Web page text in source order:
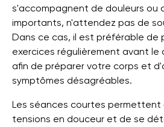
s'accompagnent de douleurs ou
importants, n'attendez pas de
Dans ce cas, il est préférable de
exercices régulièrement avant le
afin de préparer votre corps et
symptômes désagréables.
Les séances courtes permettent
tensions en douceur et de se